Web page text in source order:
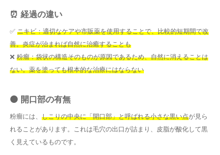
⏰ 経過の違い
✅ ニキビ：適切なケアや市販薬を使用することで、比較的短期間で改
善。炎症が治まれば自然に治癒することも
❌ 粉瘤：袋状の構造そのものが原因であるため、自然に消えることは
ない。薬を塗っても根本的な治療にはならない
⚫ 開口部の有無
粉瘤には、 しこりの中央に「開口部」と呼ばれる小さな黒い点が見ら
れることがあります。これは毛穴の出口が詰まり、皮脂が酸化して黒
く見えているものです。